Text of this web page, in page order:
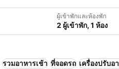
ผู้เข้าพักและห้องพัก
2 ผู้เข้าพัก, 1 ห้อง
รวมอาหารเช้า ที่จอดรถ เครื่องปรับอ